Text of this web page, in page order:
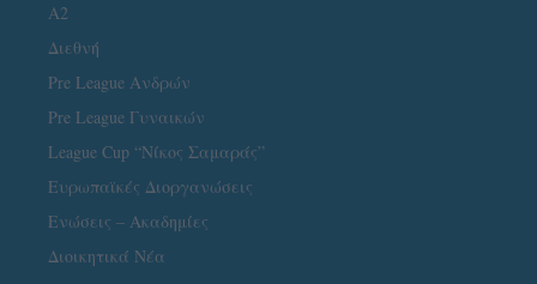
A2
Διεθνή
Pre League Ανδρών
Pre League Γυναικών
League Cup “Νίκος Σαμαράς”
Ευρωπαϊκές Διοργανώσεις
Ενώσεις – Ακαδημίες
Διοικητικά Νέα